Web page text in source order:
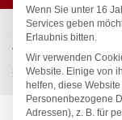
Start /
Wassertechnik
spa Kneipp’sche
Wenn Sie unter 16
Services geben
Erlaubnis bitten.
Wir verwenden
Website. Einige von
helfen, diese
Personenbezogene
Adressen), z. B. für